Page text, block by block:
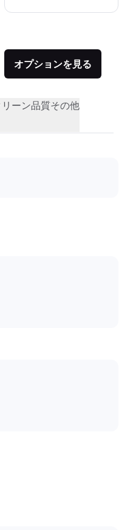
オプションを見る
ーン品質その他